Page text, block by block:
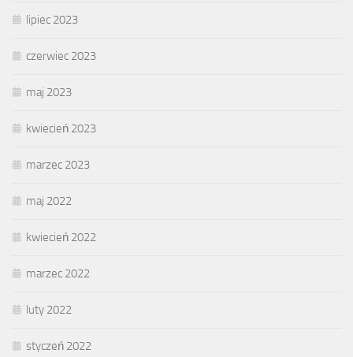
lipiec 2023
czerwiec 2023
maj 2023
kwiecień 2023
marzec 2023
maj 2022
kwiecień 2022
marzec 2022
luty 2022
styczeń 2022